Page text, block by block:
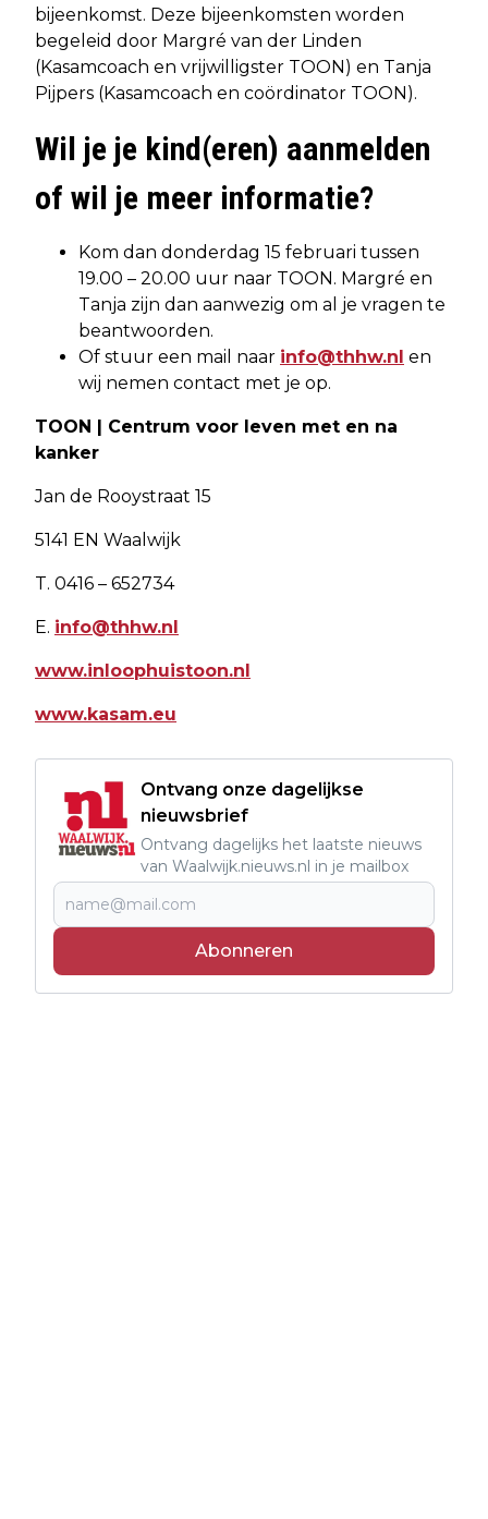
bijeenkomst. Deze bijeenkomsten worden
begeleid door Margré van der Linden
(Kasamcoach en vrijwilligster TOON) en Tanja
Pijpers (Kasamcoach en coördinator TOON).
Wil je je kind(eren) aanmelden
of wil je meer informatie?
Kom dan donderdag 15 februari tussen
19.00 – 20.00 uur naar TOON. Margré en
Tanja zijn dan aanwezig om al je vragen te
beantwoorden.
Of stuur een mail naar info@thhw.nl en
wij nemen contact met je op.
TOON | Centrum voor leven met en na
kanker
Jan de Rooystraat 15
5141 EN Waalwijk
T. 0416 – 652734
E. info@thhw.nl
www.inloophuistoon.nl
www.kasam.eu
Ontvang onze dagelijkse
nieuwsbrief
Ontvang dagelijks het laatste nieuws
van Waalwijk.nieuws.nl in je mailbox
Abonneren